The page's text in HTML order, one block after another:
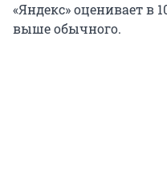
«Яндекс» оценивает в
выше обычного.